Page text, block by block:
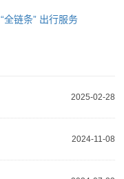
全链条” 出行服务
2025-02-28
2024-11-08